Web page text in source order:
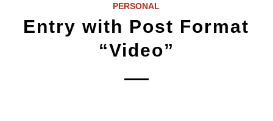
PERSONAL
Entry with Post Format
“Video”